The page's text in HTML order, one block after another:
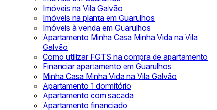
Imóveis na Vila Galvão
Imóveis na planta em Guarulhos
Imóveis à venda em Guarulhos
Apartamento Minha Casa Minha Vida na Vila
Galvão
Como utilizar FGTS na compra de apartamento
Financiar apartamento em Guarulhos
Minha Casa Minha Vida na Vila Galvão
Apartamento 1 dormitório
Apartamento com sacada
Apartamento financiado